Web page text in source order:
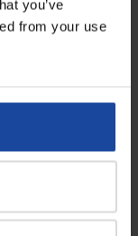
you’ve
from your use